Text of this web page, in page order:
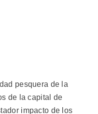
pesquera de la
de la capital de
impacto de los